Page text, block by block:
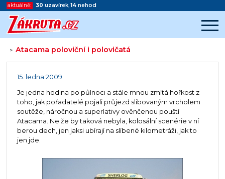
aktuálně: 30 uzavírek,14 nehod
>Atacama poloviční i polovičatá
Začátek reklamy
15. ledna 2009
Je jedna hodina po půlnoci a stále mnou zmítá hořkost z
toho, jak pořadatelé pojali průjezd slibovaným vrcholem
soutěže, náročnou a superlativy ověnčenou pouští
Atacama. Ne že by taková nebyla, kolosální scenérie v ní
berou dech, jen jaksi ubírají na slíbené kilometráži, jak to
jen jde.